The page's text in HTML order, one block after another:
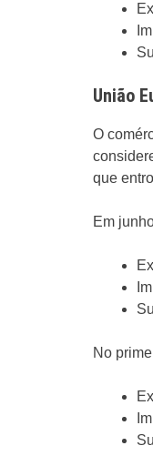
União
O
que
Em
No